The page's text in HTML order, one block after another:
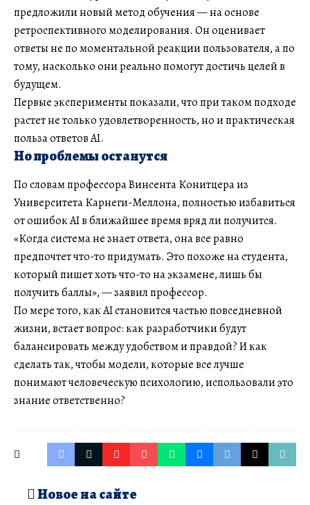
предложили новый метод обучения — на основе
ретроспективного моделирования. Он оценивает
ответы не по моментальной реакции пользователя, а по
тому, насколько они реально помогут достичь целей в
будущем.
Первые эксперименты показали, что при таком подходе
растет не только удовлетворенность, но и практическая
польза ответов AI.
Но проблемы останутся
По словам профессора Винсента Конитцера из
Университета Карнеги-Меллона, полностью избавиться
от ошибок AI в ближайшее время вряд ли получится.
«Когда система не знает ответа, она все равно
предпочтет что-то придумать. Это похоже на студента,
который пишет хоть что-то на экзамене, лишь бы
получить баллы», — заявил профессор.
По мере того, как AI становится частью повседневной
жизни, встает вопрос: как разработчики будут
балансировать между удобством и правдой? И как
сделать так, чтобы модели, которые все лучше
понимают человеческую психологию, использовали это
знание ответственно?
Новое на сайте